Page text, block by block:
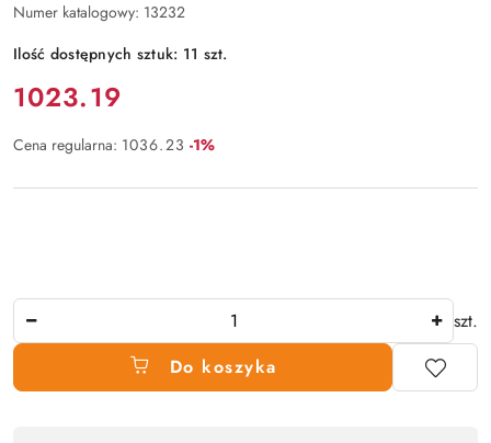
Numer katalogowy: 13232
Ilość dostępnych sztuk: 11 szt.
Cena:
1023.19
Cena regularna: 1036.23 Rabat:
-1%
szt.
Do koszyka